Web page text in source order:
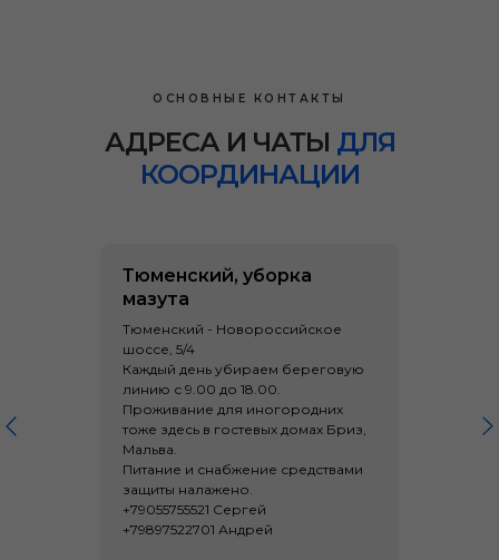
ОСНОВНЫЕ КОНТАКТЫ
АДРЕСА И ЧАТЫ ДЛЯ
КООРДИНАЦИИ
Тюменский, уборка
мазута
Тюменский - Новороссийское
шоссе, 5/4
Каждый день убираем береговую
линию с 9.00 до 18.00.
Проживание для иногородних
тоже здесь в гостевых домах Бриз,
Мальва.
Питание и снабжение средствами
защиты налажено.
+79055755521 Сергей
+79897522701 Андрей